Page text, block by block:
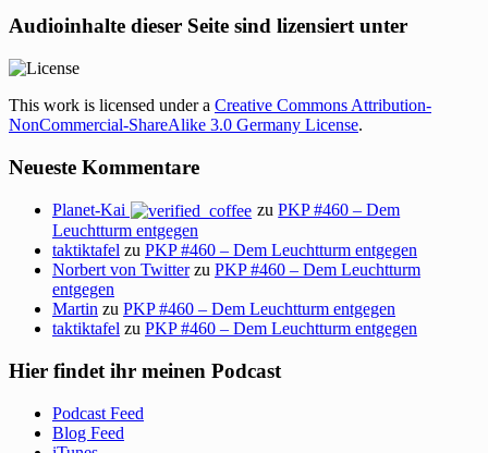
Audioinhalte dieser Seite sind lizensiert unter
This work is licensed under a Creative Commons Attribution-
NonCommercial-ShareAlike 3.0 Germany License.
Neueste Kommentare
Planet-Kai zuPKP #460 – Dem
Leuchtturm entgegen
taktiktafel zu PKP #460 – Dem Leuchtturm entgegen
Norbert von Twitterzu PKP #460 – Dem Leuchtturm
entgegen
Martin zu PKP #460 – Dem Leuchtturm entgegen
taktiktafel zu PKP #460 – Dem Leuchtturm entgegen
Hier findet ihr meinen Podcast
Podcast Feed
Blog Feed